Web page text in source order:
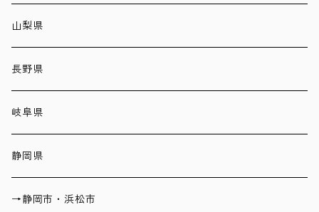
山梨県
長野県
岐阜県
静岡県
→静岡市・浜松市